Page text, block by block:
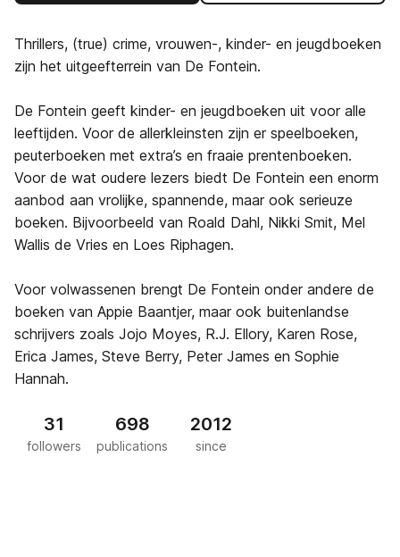
Thrillers, (true) crime, vrouwen-, kinder- en jeugdboeken
zijn het uitgeefterrein van De Fontein.
De Fontein geeft kinder- en jeugdboeken uit voor alle
leeftijden. Voor de allerkleinsten zijn er speelboeken,
peuterboeken met extra’s en fraaie prentenboeken.
Voor de wat oudere lezers biedt De Fontein een enorm
aanbod aan vrolijke, spannende, maar ook serieuze
boeken. Bijvoorbeeld van Roald Dahl, Nikki Smit, Mel
Wallis de Vries en Loes Riphagen.
Voor volwassenen brengt De Fontein onder andere de
boeken van Appie Baantjer, maar ook buitenlandse
schrijvers zoals Jojo Moyes, R.J. Ellory, Karen Rose,
Erica James, Steve Berry, Peter James en Sophie
Hannah.
31
followers
698
publications
2012
since